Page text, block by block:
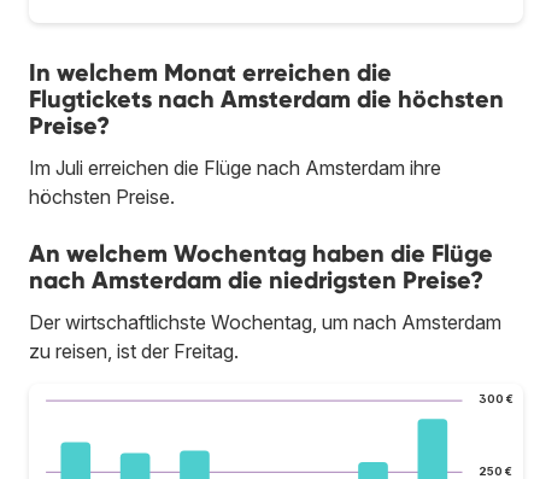
In welchem Monat erreichen die
Flugtickets nach Amsterdam die höchsten
Preise?
Im Juli erreichen die Flüge nach Amsterdam ihre
höchsten Preise.
An welchem Wochentag haben die Flüge
nach Amsterdam die niedrigsten Preise?
Der wirtschaftlichste Wochentag, um nach Amsterdam
zu reisen, ist der Freitag.
250 €
300 €